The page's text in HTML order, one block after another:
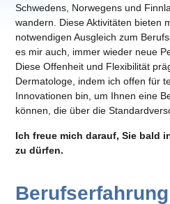
Schwedens, Norwegens und
wandern. Diese Aktivitäten bieten
notwendigen Ausgleich zum
es mir auch, immer wieder neue
Diese Offenheit und Flexibilität
Dermatologe, indem ich offen für
Innovationen bin, um Ihnen eine
können, die über die
Ich freue mich darauf, Sie bald
zu dürfen.
Berufserfahrung